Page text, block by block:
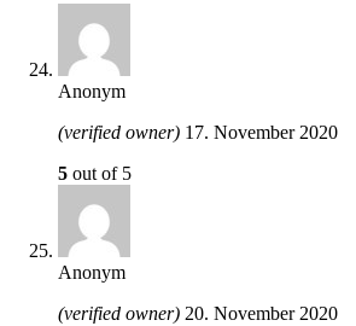
Anonym
(verified owner) 17. November 2020
5 out of 5
Anonym
(verified owner) 20. November 2020